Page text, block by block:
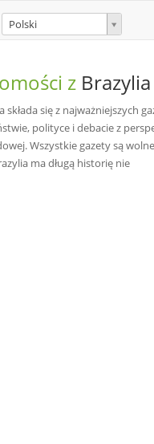
Polski
z Brazylia
składa się z najważniejszych
polityce i debacie z
Wszystkie gazety są
ma długą historię nie